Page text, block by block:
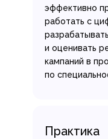
эффективно
работать с
и оценивать
кампаний в
по
Практика